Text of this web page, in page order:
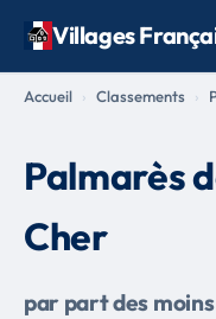
Villages
Accueil Classements
Palmarès
Cher
par part des